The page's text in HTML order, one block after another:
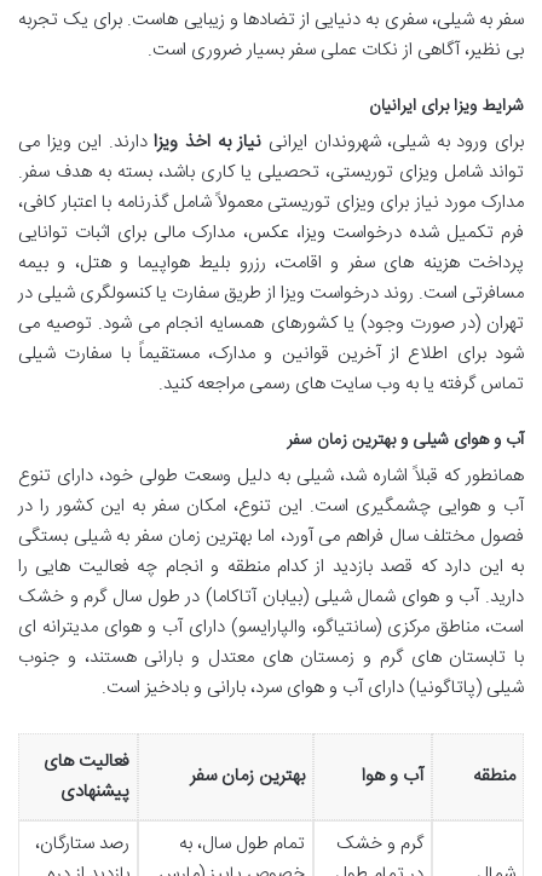
سفر به شیلی، سفری به دنیایی از تضادها و زیبایی هاست. برای یک تجربه
بی نظیر، آگاهی از نکات عملی سفر بسیار ضروری است.
شرایط ویزا برای ایرانیان
برای ورود به شیلی، شهروندان ایرانی نیاز به اخذ ویزادارند. این ویزا می
تواند شامل ویزای توریستی، تحصیلی یا کاری باشد، بسته به هدف سفر.
مدارک مورد نیاز برای ویزای توریستی معمولاً شامل گذرنامه با اعتبار کافی،
فرم تکمیل شده درخواست ویزا، عکس، مدارک مالی برای اثبات توانایی
پرداخت هزینه های سفر و اقامت، رزرو بلیط هواپیما و هتل، و بیمه
مسافرتی است. روند درخواست ویزا از طریق سفارت یا کنسولگری شیلی در
تهران (در صورت وجود) یا کشورهای همسایه انجام می شود. توصیه می
شود برای اطلاع از آخرین قوانین و مدارک، مستقیماً با سفارت شیلی
تماس گرفته یا به وب سایت های رسمی مراجعه کنید.
آب و هوای شیلی و بهترین زمان سفر
همانطور که قبلاً اشاره شد، شیلی به دلیل وسعت طولی خود، دارای تنوع
آب و هوایی چشمگیری است. این تنوع، امکان سفر به این کشور را در
فصول مختلف سال فراهم می آورد، اما بهترین زمان سفر به شیلی بستگی
به این دارد که قصد بازدید از کدام منطقه و انجام چه فعالیت هایی را
دارید. آب و هوای شمال شیلی (بیابان آتاکاما) در طول سال گرم و خشک
است، مناطق مرکزی (سانتیاگو، والپارایسو) دارای آب و هوای مدیترانه ای
با تابستان های گرم و زمستان های معتدل و بارانی هستند، و جنوب
شیلی (پاتاگونیا) دارای آب و هوای سرد، بارانی و بادخیز است.
منطقه آب و هوا بهترین زمان سفر
فعالیت های
پیشنهادی
گرم و خشک
تمام طول سال، به
رصد ستارگان،